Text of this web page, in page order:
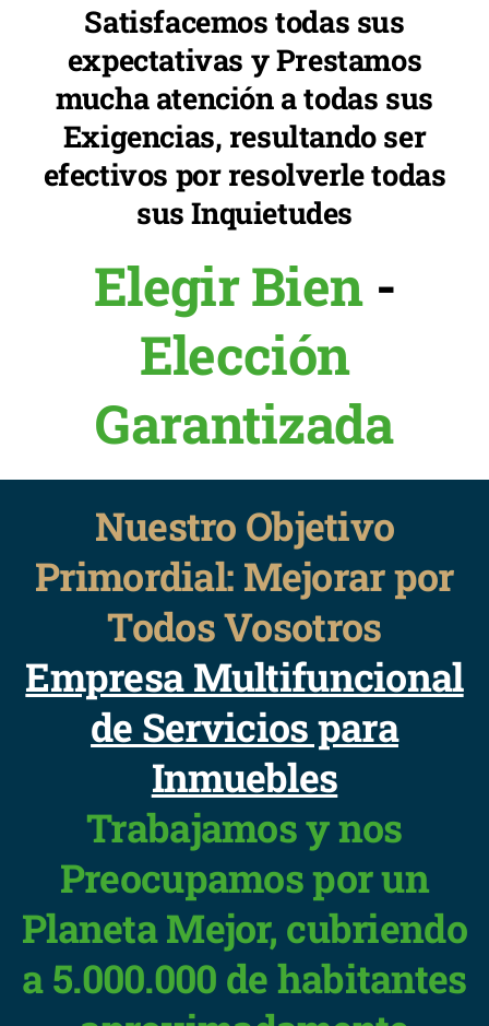
Satisfacemos todas sus
expectativas y Prestamos
mucha atención a todas sus
Exigencias, resultando ser
efectivos por resolverle todas
sus Inquietudes
Elegir Bien -
Elección
Garantizada
Nuestro Objetivo
Primordial: Mejorar por
Todos Vosotros
Empresa Multifuncional
de Servicios para
Inmuebles
Trabajamos y nos
Preocupamos por un
Planeta Mejor, cubriendo
a 5.000.000 de habitantes